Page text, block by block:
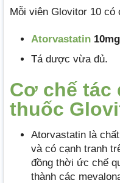
Mỗi viên Glovitor 10 có
Atorvastatin 10mg
Tá dược vừa đủ.
Cơ chế tác
thuốc
Atorvastatin là
và có cạnh tranh
đồng thời ức chế
thành các